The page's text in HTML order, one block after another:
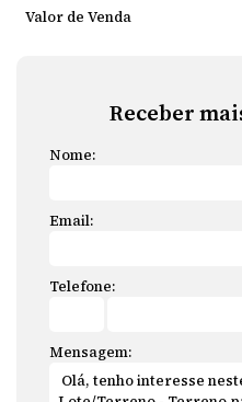
Valor de Venda
Receber
Nome:
Email:
Telefone:
Mensagem: